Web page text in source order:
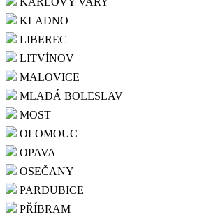
KLADNO
LIBEREC
LITVÍNOV
MALOVICE
MLADÁ BOLESLAV
MOST
OLOMOUC
OPAVA
OSEČANY
PARDUBICE
PŘÍBRAM